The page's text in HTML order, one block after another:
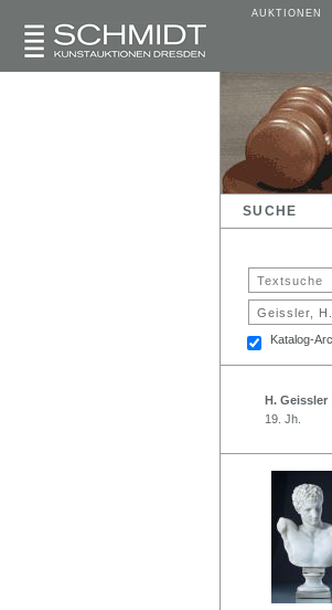
AUKTIONEN
SUCHE
Katalog-
H. Geissler
19. Jh.